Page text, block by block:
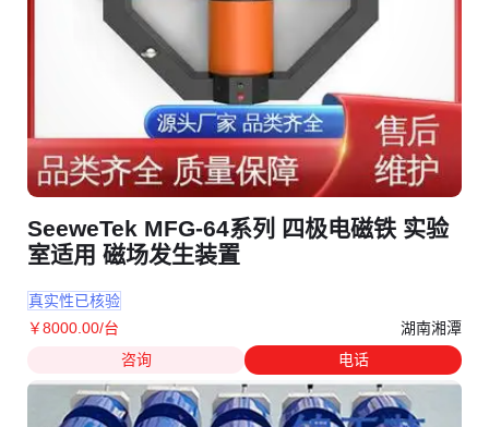
SeeweTek MFG-64系列 四极电磁铁 实验
室适用 磁场发生装置
真实性已核验
￥8000 .00/台
湖南湘潭
咨询
电话